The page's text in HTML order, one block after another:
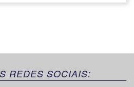
REDES SOCIAIS: